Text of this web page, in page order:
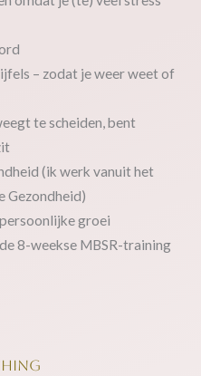
– zodat je weer weet of
te scheiden, bent
(ik werk vanuit het
Gezondheid)
groei
8-weekse MBSR-training